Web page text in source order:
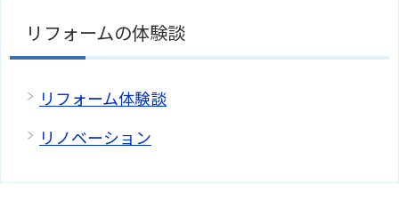
リフォームの体験談
リフォーム体験談
リノベーション